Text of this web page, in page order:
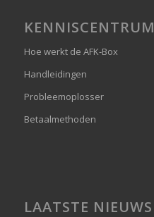
KENNISCENTRUM
Hoe werkt de AFK-Box
Handleidingen
Probleemoplosser
Betaalmethoden
LAATSTE NIEUWS